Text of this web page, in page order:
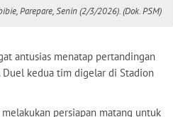
Parepare, Senin (2/3/2026). (Dok. PSM)
antusias menatap pertandingan
. Duel kedua tim digelar di Stadion
persiapan matang untuk